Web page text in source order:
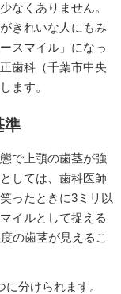
なくありません。
きれいな人にもみ
スマイル」になっ
歯科（千葉市中央
ます。
準
で上顎の歯茎が強
しては、歯科医師
ったときに3ミリ以
イルとして捉える
の歯茎が見えるこ
分けられます。